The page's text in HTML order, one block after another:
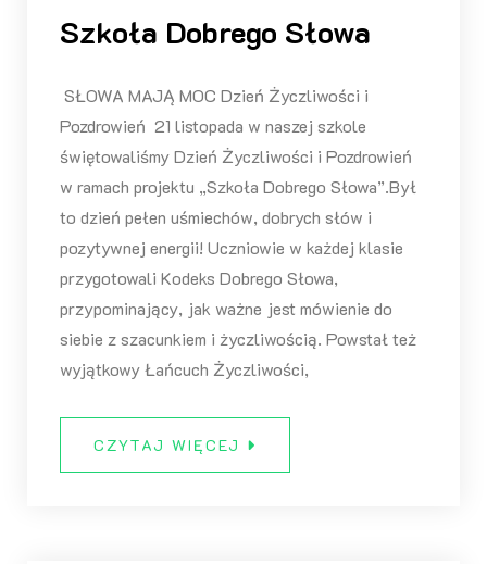
Szkoła Dobrego Słowa
SŁOWA MAJĄ MOC Dzień Życzliwości i
Pozdrowień 21 listopada w naszej szkole
świętowaliśmy Dzień Życzliwości i Pozdrowień
w ramach projektu „Szkoła Dobrego Słowa”.Był
to dzień pełen uśmiechów, dobrych słów i
pozytywnej energii! Uczniowie w każdej klasie
przygotowali Kodeks Dobrego Słowa,
przypominający, jak ważne jest mówienie do
siebie z szacunkiem i życzliwością. Powstał też
wyjątkowy Łańcuch Życzliwości,
CZYTAJ WIĘCEJ